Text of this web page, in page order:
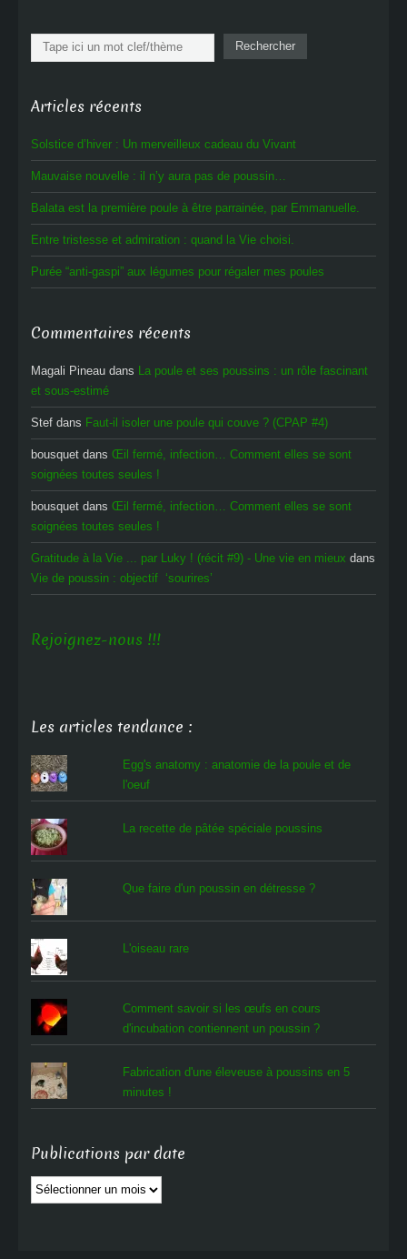
Rechercher Rechercher
Articles récents
Solstice d’hiver : Un merveilleux cadeau du Vivant
Mauvaise nouvelle : il n’y aura pas de poussin…
Balata est la première poule à être parrainée, par Emmanuelle.
Entre tristesse et admiration : quand la Vie choisi.
Purée “anti-gaspi” aux légumes pour régaler mes poules
Commentaires récents
Magali Pineau dans La poule et ses poussins : un rôle fascinant
et sous-estimé
Stef dans Faut-il isoler une poule qui couve ? (CPAP #4)
bousquet dans Œil fermé, infection… Comment elles se sont
soignées toutes seules !
bousquet dans Œil fermé, infection… Comment elles se sont
soignées toutes seules !
Gratitude à la Vie ... par Luky ! (récit #9) - Une vie en mieux dans
Vie de poussin : objectif ‘sourires’
Rejoignez-nous !!!
Les articles tendance :
Egg's anatomy : anatomie de la poule et de
l'oeuf
La recette de pâtée spéciale poussins
Que faire d'un poussin en détresse ?
L'oiseau rare
Comment savoir si les œufs en cours
d'incubation contiennent un poussin ?
Fabrication d'une éleveuse à poussins en 5
minutes !
Publications par date
Publications
par